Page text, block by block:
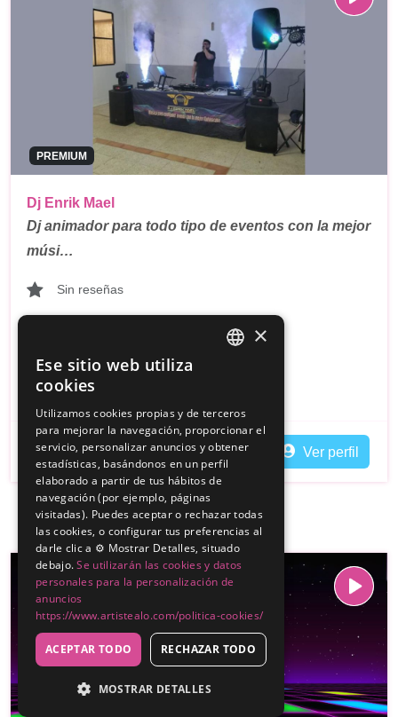
PREMIUM
Dj Enrik Mael
Dj animador para todo tipo de eventos con la mejor
músi…
Sin reseñas
Sevilla
DJ Discomovil
Contactar Ver perfil
×
Ese sitio web utiliza
cookies
Utilizamos cookies propias y de terceros
para mejorar la navegación, proporcionar el
servicio, personalizar anuncios y obtener
estadísticas, basándonos en un perfil
elaborado a partir de tus hábitos de
navegación (por ejemplo, páginas
visitadas). Puedes aceptar o rechazar todas
las cookies, o configurar tus preferencias al
darle clic a ⚙️ Mostrar Detalles, situado
debajo.Se utilizarán las cookies y datos
personales para la personalización de
anuncios
https://www.artistealo.com/politica-cookies/
ACEPTAR TODO RECHAZAR TODO
MOSTRAR DETALLES